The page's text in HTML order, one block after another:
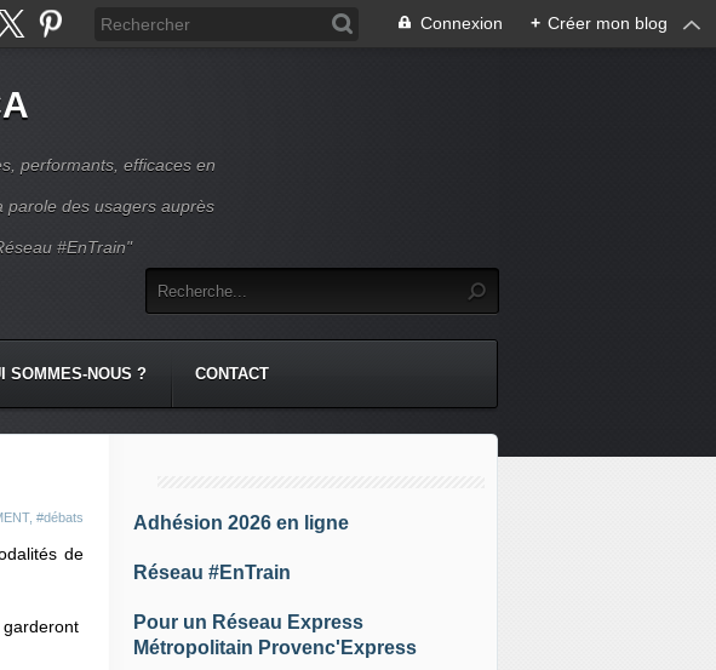
Connexion + Créer mon blog
performants, efficaces en
parole des usagers auprès
#EnTrain"
SOMMES-NOUS ? CONTACT
, #débats
de
Adhésion 2026 en ligne
Réseau #EnTrain
Pour un Réseau Express
Métropolitain Provenc'Express